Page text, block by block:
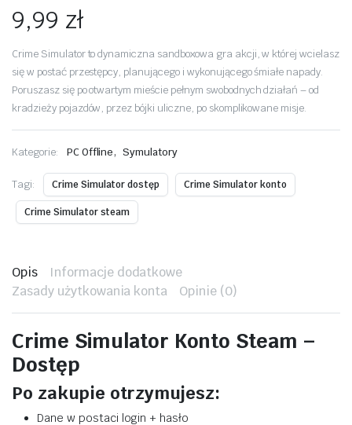
9,99 zł
Crime Simulator to dynamiczna sandboxowa gra akcji, w której wcielasz
się w postać przestępcy, planującego i wykonującego śmiałe napady.
Poruszasz się po otwartym mieście pełnym swobodnych działań – od
kradzieży pojazdów, przez bójki uliczne, po skomplikowane misje.
Kategorie: PC Offline, Symulatory
Tagi: Crime Simulator dostęp Crime Simulator konto
Crime Simulator steam
Opis
Informacje dodatkowe
Zasady użytkowania konta
Opinie (0)
Crime Simulator Konto Steam –
Dostęp
Po zakupie otrzymujesz:
Dane w postaci login + hasło